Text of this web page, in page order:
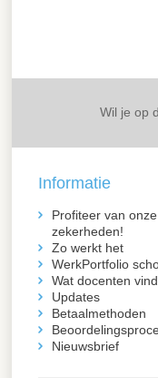
Wil je op
Informatie
Profiteer van
zekerheden!
Zo werkt het
WerkPortfolio
Wat docenten
Updates
Betaalmethoden
Nieuwsbrief